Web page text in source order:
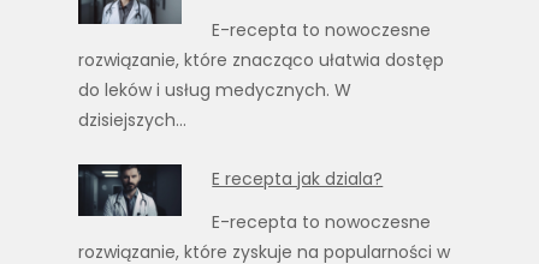
E-recepta to nowoczesne
rozwiązanie, które znacząco ułatwia dostęp
do leków i usług medycznych. W
dzisiejszych…
E recepta jak dziala?
E-recepta to nowoczesne
rozwiązanie, które zyskuje na popularności w